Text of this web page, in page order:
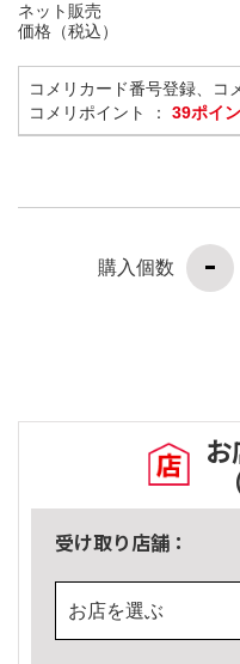
ネット販売
価格（税込）
コメリカード番号登録、コ
コメリポイント ： 39ポイ
購入個数
受け取り店舗：
お店を選ぶ